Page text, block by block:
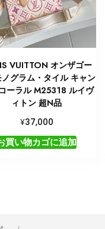
VUITTON オンザゴー
グラム・タイル キャン
ーラル M25318 ルイヴ
ィトン 超N品
¥37,000
買い物カゴに追加